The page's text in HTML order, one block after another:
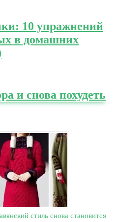
10 упражнений
в домашних
и снова похудеть
стиль снова становится